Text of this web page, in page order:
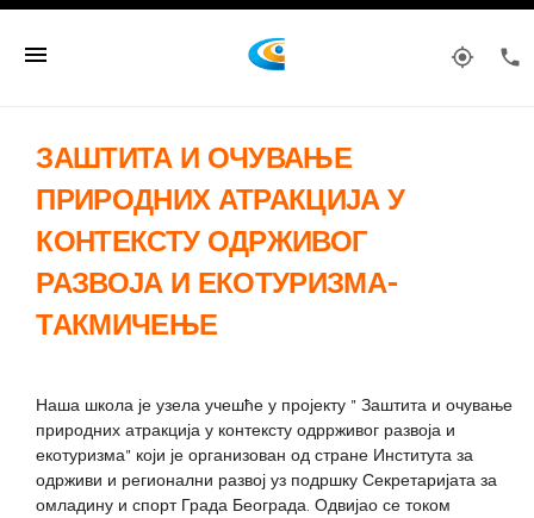
menu my_location phone
ЗАШТИТА И ОЧУВАЊЕ
ПРИРОДНИХ АТРАКЦИЈА У
КОНТЕКСТУ ОДРЖИВОГ
РАЗВОЈА И ЕКОТУРИЗМА-
ТАКМИЧЕЊЕ
Наша школа је узела учешће у пројекту " Заштита и очување
природних атракција у контексту одррживог развоја и
екотуризма" који је организован од стране Института за
одрживи и регионални развој уз подршку Секретаријата за
омладину и спорт Града Београда. Одвијао се током